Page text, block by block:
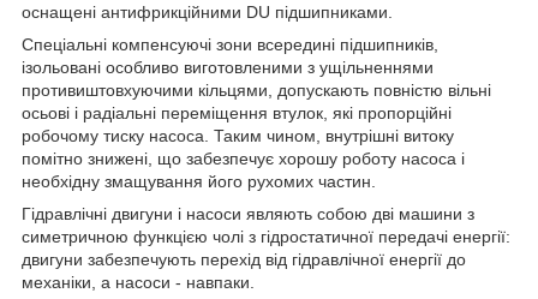
оснащені антифрикційними DU підшипниками.
Спеціальні компенсуючі зони всередині підшипників,
ізольовані особливо виготовленими з ущільненнями
противиштовхуючими кільцями, допускають повністю вільні
осьові і радіальні переміщення втулок, які пропорційні
робочому тиску насоса. Таким чином, внутрішні витоку
помітно знижені, що забезпечує хорошу роботу насоса і
необхідну змащування його рухомих частин.
Гідравлічні двигуни і насоси являють собою дві машини з
симетричною функцією чолі з гідростатичної передачі енергії:
двигуни забезпечують перехід від гідравлічної енергії до
механіки, а насоси - навпаки.